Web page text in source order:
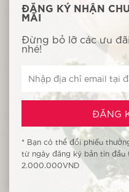
ĐĂNG KÝ NHẬN
MÃI
Đừng bỏ lỡ các ưu
nhé!
* Bạn có thể đổi phiếu
từ ngày đăng ký bản tin đầu
2.000.000VND